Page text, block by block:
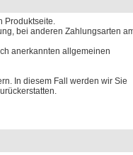
Produktseite.
bei anderen Zahlungsarten
anerkannten allgemeinen
In diesem Fall werden wir Sie